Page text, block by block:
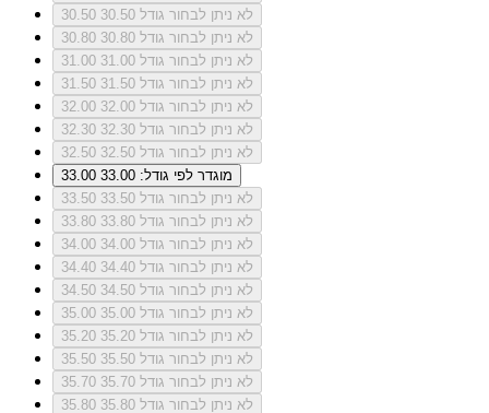
30.50
לא ניתן לבחור גודל 30.50
30.80
לא ניתן לבחור גודל 30.80
31.00
לא ניתן לבחור גודל 31.00
31.50
לא ניתן לבחור גודל 31.50
32.00
לא ניתן לבחור גודל 32.00
32.30
לא ניתן לבחור גודל 32.30
32.50
לא ניתן לבחור גודל 32.50
33.00
מוגדר לפי גודל: 33.00
33.50
לא ניתן לבחור גודל 33.50
33.80
לא ניתן לבחור גודל 33.80
34.00
לא ניתן לבחור גודל 34.00
34.40
לא ניתן לבחור גודל 34.40
34.50
לא ניתן לבחור גודל 34.50
35.00
לא ניתן לבחור גודל 35.00
35.20
לא ניתן לבחור גודל 35.20
35.50
לא ניתן לבחור גודל 35.50
35.70
לא ניתן לבחור גודל 35.70
35.80
לא ניתן לבחור גודל 35.80